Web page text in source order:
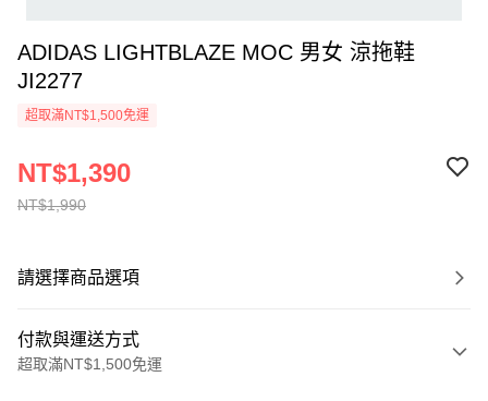
ADIDAS LIGHTBLAZE MOC 男女 涼拖鞋
JI2277
超取滿NT$1,500免運
NT$1,990
NT$1,390
請選擇商品選項
付款與運送方式
超取滿NT$1,500免運